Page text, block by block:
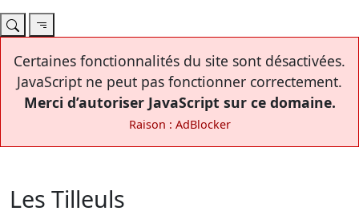
Certaines fonctionnalités du site sont désactivées.
JavaScript ne peut pas fonctionner correctement.
Merci d’autoriser JavaScript sur ce domaine.
Raison : AdBlocker
Les Tilleuls